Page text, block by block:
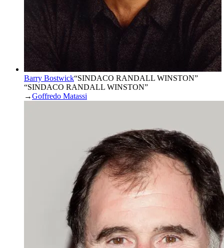
Barry Bostwick“SINDACO RANDALL WINSTON”
“SINDACO RANDALL WINSTON”
→Goffredo Matassi